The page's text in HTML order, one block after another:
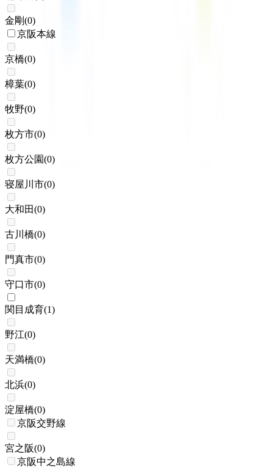
金剛(0)
京阪本線
京橋(0)
樟葉(0)
牧野(0)
枚方市(0)
枚方公園(0)
寝屋川市(0)
大和田(0)
古川橋(0)
門真市(0)
守口市(0)
関目成育(1)
野江(0)
天満橋(0)
北浜(0)
淀屋橋(0)
京阪交野線
宮之阪(0)
京阪中之島線